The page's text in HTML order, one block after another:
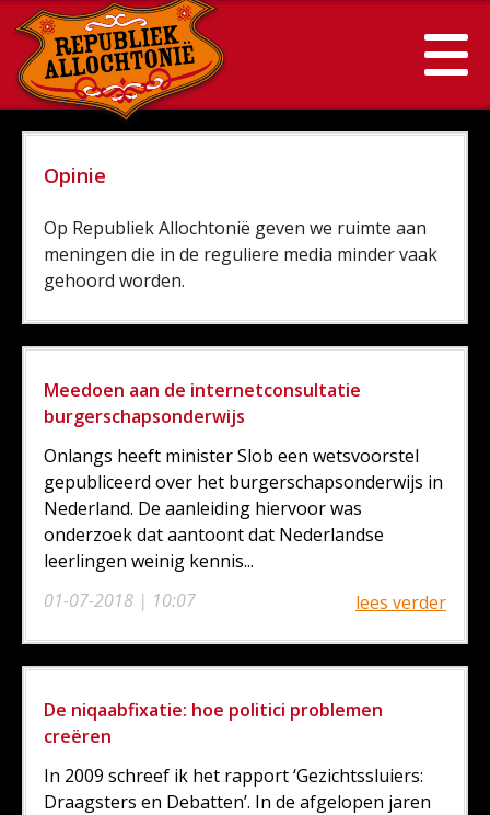
Opinie
Op Republiek Allochtonië geven we ruimte aan
meningen die in de reguliere media minder vaak
gehoord worden.
Meedoen aan de internetconsultatie
burgerschapsonderwijs
01-07-2018 | 10:07
Onlangs heeft minister Slob een wetsvoorstel
gepubliceerd over het burgerschapsonderwijs in
Nederland. De aanleiding hiervoor was
onderzoek dat aantoont dat Nederlandse
leerlingen weinig kennis...
lees verder
De niqaabfixatie: hoe politici problemen
creëren
In 2009 schreef ik het rapport ‘Gezichtssluiers:
Draagsters en Debatten’. In de afgelopen jaren